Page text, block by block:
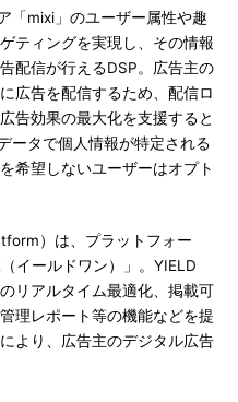
「mixi」のユーザー属性や趣
ティングを実現し、その情報
配信が行えるDSP。広告主の
広告を配信するため、配信ロ
告効果の最大化を支援すると
ータで個人情報が特定される
希望しないユーザーはオプト
）は、プラットフォー
イールドワン）」。YIELD
リアルタイム最適化、掲載可
理レポート等の機能などを提
より、広告主のデジタル広告